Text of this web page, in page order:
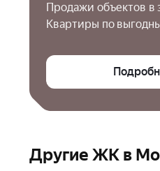
Продажи объектов в
Квартиры по
Другие ЖК в